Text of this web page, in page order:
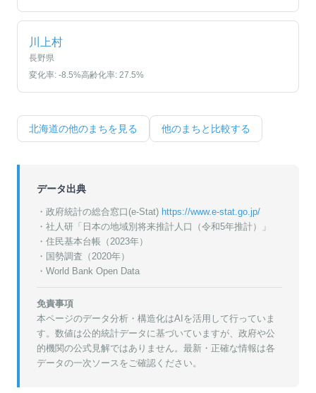
川上村
長野県
変化率: -8.5%高齢化率: 27.5%
北海道の他のまちを見る 他のまちと比較する
データ出典
・政府統計の総合窓口(e-Stat) https://www.e-stat.go.jp/
・ 社人研「日本の地域別将来推計人口（令和5年推計）」
・ 住民基本台帳（2023年）
・ 国勢調査（2020年）
・World Bank Open Data
免責事項
本ページのデータ分析・構造化はAIを活用して行っていま
す。数値は公的統計データに基づいていますが、政府や公
的機関の公式見解ではありません。最新・正確な情報は各
データの一次ソースをご確認ください。